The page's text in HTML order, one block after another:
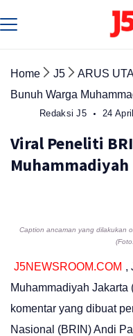
to
Home J5 ARUS
Bunuh Warga
Redaksi J5 24
Viral Peneliti
Caption ancaman yang dilakukan
J5NEWSROOM.COM ,
Muhammadiyah Jakarta
komentar yang dibuat
Nasional (BRIN) Andi